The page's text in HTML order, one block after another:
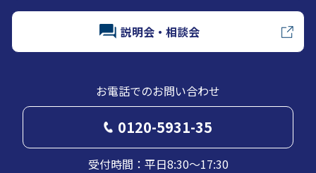
説明会・相談会
お電話でのお問い合わせ
0120-5931-35
受付時間：平日8:30～17:30